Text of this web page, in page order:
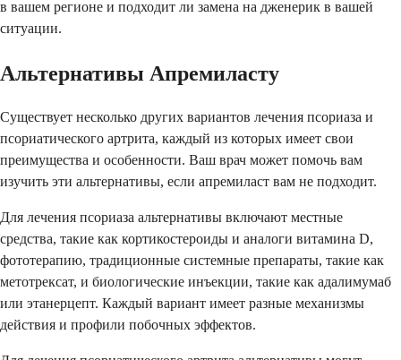
в вашем регионе и подходит ли замена на дженерик в вашей
ситуации.
Альтернативы Апремиласту
Существует несколько других вариантов лечения псориаза и
псориатического артрита, каждый из которых имеет свои
преимущества и особенности. Ваш врач может помочь вам
изучить эти альтернативы, если апремиласт вам не подходит.
Для лечения псориаза альтернативы включают местные
средства, такие как кортикостероиды и аналоги витамина D,
фототерапию, традиционные системные препараты, такие как
метотрексат, и биологические инъекции, такие как адалимумаб
или этанерцепт. Каждый вариант имеет разные механизмы
действия и профили побочных эффектов.